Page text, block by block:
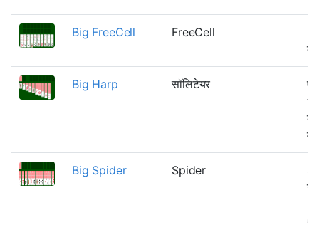
Big FreeCell FreeCell
Big Harp सॉलिटेयर
Big Spider Spider